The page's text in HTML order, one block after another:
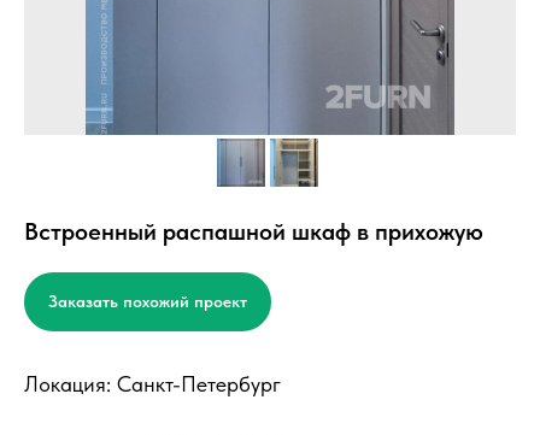
Встроенный распашной шкаф в прихожую
Заказать похожий проект
Локация: Санкт-Петербург